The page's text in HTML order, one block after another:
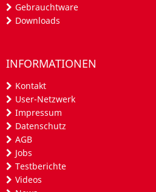
Gebrauchtware
Downloads
INFORMATIONEN
Kontakt
User-Netzwerk
Impressum
Datenschutz
AGB
Jobs
Testberichte
Videos